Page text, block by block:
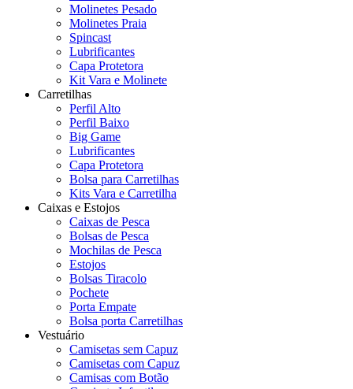
Molinetes Pesado
Molinetes Praia
Spincast
Lubrificantes
Capa Protetora
Kit Vara e Molinete
Carretilhas
Perfil Alto
Perfil Baixo
Big Game
Lubrificantes
Capa Protetora
Bolsa para Carretilhas
Kits Vara e Carretilha
Caixas e Estojos
Caixas de Pesca
Bolsas de Pesca
Mochilas de Pesca
Estojos
Bolsas Tiracolo
Pochete
Porta Empate
Bolsa porta Carretilhas
Vestuário
Camisetas sem Capuz
Camisetas com Capuz
Camisas com Botão